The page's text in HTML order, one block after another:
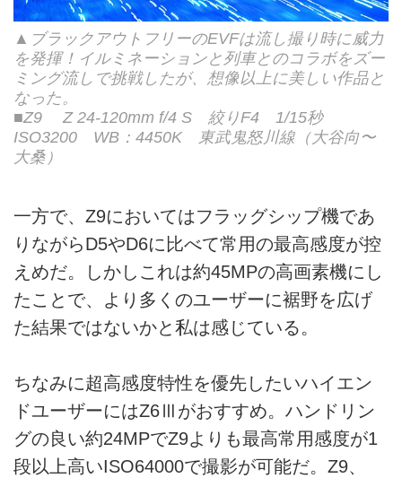
▲ブラックアウトフリーのEVFは流し撮り時に威力
を発揮！イルミネーションと列車とのコラボをズー
ミング流しで挑戦したが、想像以上に美しい作品と
なった。
■Z9 Z 24-120mm f/4 S 絞りF4 1/15秒
ISO3200 WB：4450K 東武鬼怒川線（大谷向〜
大桑）
一方で、Z9においてはフラッグシップ機であ
りながらD5やD6に比べて常用の最高感度が控
えめだ。しかしこれは約45MPの高画素機にし
たことで、より多くのユーザーに裾野を広げ
た結果ではないかと私は感じている。
ちなみに超高感度特性を優先したいハイエン
ドユーザーにはZ6Ⅲがおすすめ。ハンドリン
グの良い約24MPでZ9よりも最高常用感度が1
段以上高いISO64000で撮影が可能だ。Z9、